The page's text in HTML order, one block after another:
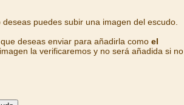
puedes subir una imagen del escudo.
deseas enviar para añadirla como el
la verificaremos y no será añadida si no